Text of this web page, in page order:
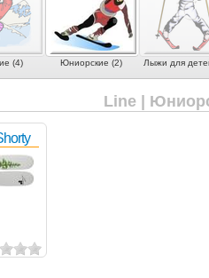
(4) Юниорские (2) Лыжи для
Line |